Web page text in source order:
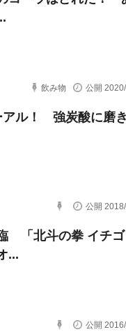
飲み物 公開
アル！ 強炭酸に磨
公開
「北斗の拳 イチゴ
...
公開